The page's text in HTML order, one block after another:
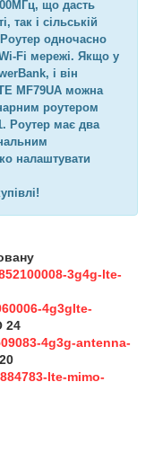
що дасть
так і сільській
Роутер одночасно
Wi-Fi мережі. Якщо у
і він
MF79UA можна
роутером
Роутер має два
налаштувати
3g4g-lte-
4g3glte-
24
4g3g-antenna-
lte-mimo-